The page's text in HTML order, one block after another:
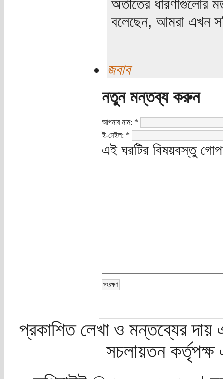
অতীতের ধারণাগুলোর
বলেছেন, আমরা এখন
জবাব
নতুন মন্তব্য করুন
আপনার নাম: *
ই-মেইল: *
এই ঘরটির বিষয়বস্তু
প্রকাশিত লেখা ও মন্তব্যের দায়
সচলায়তন